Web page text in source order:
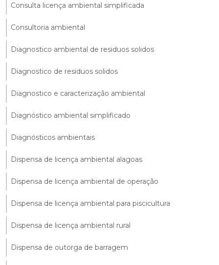
Consulta licença ambiental simplificada
Consultoria ambiental
Diagnostico ambiental de residuos solidos
Diagnostico de residuos solidos
Diagnostico e caracterização ambiental
Diagnóstico ambiental simplificado
Diagnósticos ambientais
Dispensa de licença ambiental alagoas
Dispensa de licença ambiental de operação
Dispensa de licença ambiental para piscicultura
Dispensa de licença ambiental rural
Dispensa de outorga de barragem